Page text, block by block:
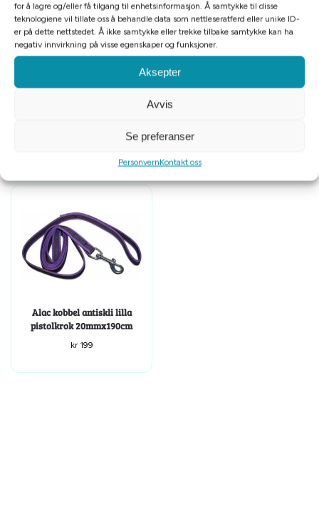
for å lagre og/eller få tilgang til enhetsinformasjon. Å samtykke til disse
teknologiene vil tillate oss å behandle data som nettleseratferd eller unike ID-
er på dette nettstedet. Å ikke samtykke eller trekke tilbake samtykke kan ha
negativ innvirkning på visse egenskaper og funksjoner.
Aksepter
Avvis
Se preferanser
PersonvernKontakt oss
Alac kobbel antiskli lilla
pistolkrok 20mmx190cm
kr199